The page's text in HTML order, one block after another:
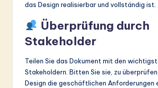
das Design realisierbar und vollständig ist.
Überprüfung durch
Stakeholder
Teilen Sie das Dokument mit den
Stakeholdern. Bitten Sie sie, zu
Design die geschäftlichen Anforderungen